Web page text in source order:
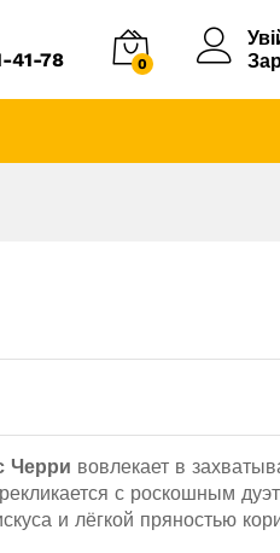
41-78 0
Черри вовлекает в
с роскошным
и лёгкой пряностью